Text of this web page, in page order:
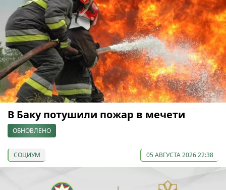
В Баку потушили пожар в мечети
ОБНОВЛЕНО
СОЦИУМ 05 АВГУСТА 2026 22:38